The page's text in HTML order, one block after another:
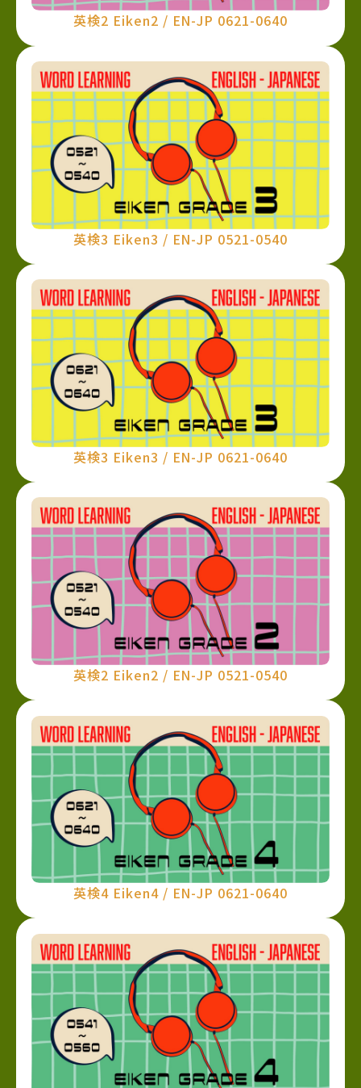
英検2 Eiken2 / EN-JP 0621-0640
英検3 Eiken3 / EN-JP 0521-0540
英検3 Eiken3 / EN-JP 0621-0640
英検2 Eiken2 / EN-JP 0521-0540
英検4 Eiken4 / EN-JP 0621-0640